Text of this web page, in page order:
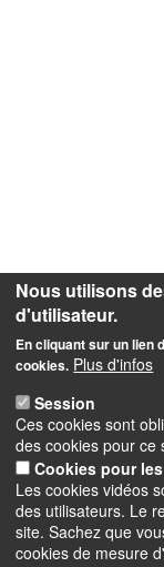
Nous utilisons
d'utilisateur.
En cliquant sur un lien
cookies. Plus d'infos
Session
Ces cookies sont
des cookies pour ce
Cookies pour
Les cookies vidéos
des utilisateurs. Le
site. Sachez que
cookies de mesure